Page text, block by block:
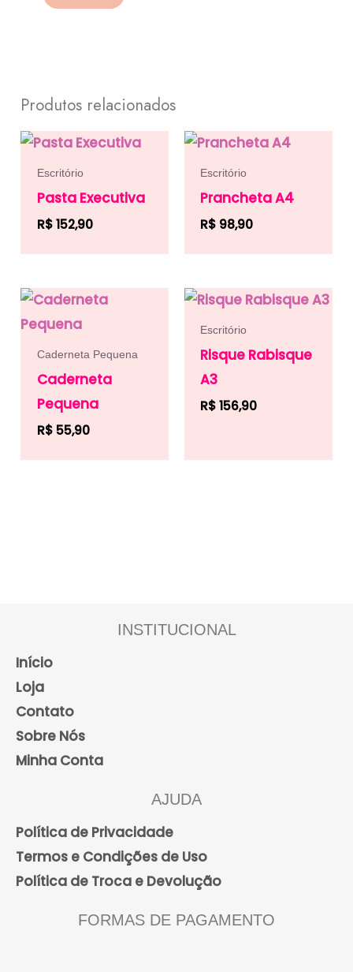
Produtos relacionados
Escritório
Pasta Executiva
R$152,90
Escritório
Prancheta A4
R$ 98,90
Caderneta Pequena
Caderneta
Pequena
R$55,90
Escritório
Risque Rabisque
A3
R$156,90
INSTITUCIONAL
Início
Loja
Contato
Sobre Nós
Minha Conta
AJUDA
Política de Privacidade
Termos e Condições de Uso
Política de Troca e Devolução
FORMAS DE PAGAMENTO